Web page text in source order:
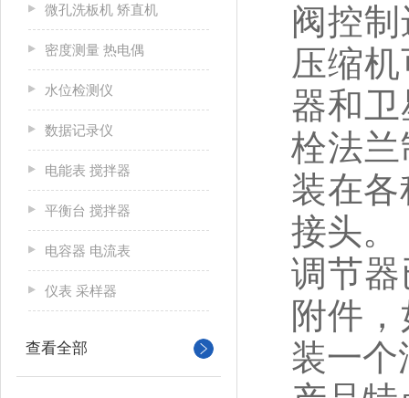
微孔洗板机 矫直机
密度测量 热电偶
水位检测仪
数据记录仪
电能表 搅拌器
平衡台 搅拌器
电容器 电流表
仪表 采样器
查看全部
阀控
压缩
器和
栓法
装在
接头。
调节
附件
装一个